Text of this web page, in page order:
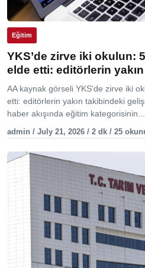
Eğitim
YKS’de zirve iki okulun:
elde etti: editörlerin
AA kaynak görseli YKS’de zirve iki
etti: editörlerin yakın takibindeki
haber akışında eğitim kategorisinin...
admin / July 21, 2026 / 2 dk / 25